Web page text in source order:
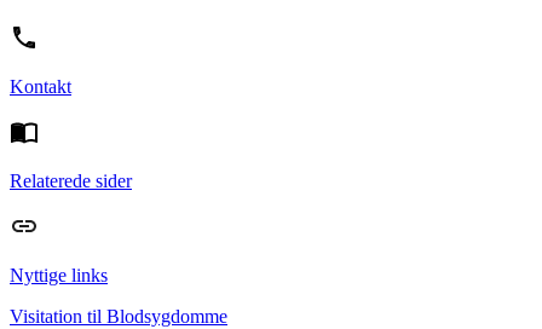
Kontakt
Relaterede sider
Nyttige links
Visitation til Blodsygdomme